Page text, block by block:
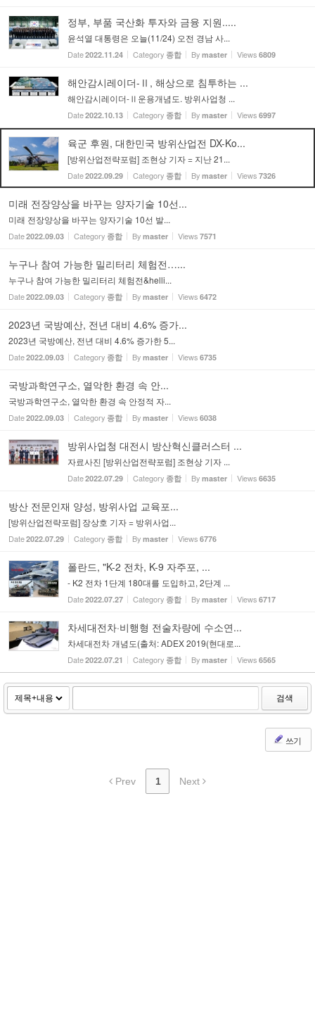
정부, 부품 국산화 투자와 금융 지원.....
윤석열 대통령은 오늘(11/24) 오전 경남 사...
Date2022.11.24 Category 종합 By master Views 6809
해안감시레이더-Ⅱ, 해상으로 침투하는 ...
해안감시레이더-Ⅱ운용개념도. 방위사업청 ...
Date2022.10.13 Category 종합 By master Views 6997
육군 후원, 대한민국 방위산업전 DX-Ko...
[방위산업전략포럼] 조현상 기자 = 지난 21...
Date2022.09.29 Category 종합 By master Views 7326
미래 전장양상을 바꾸는 양자기술 10선...
미래 전장양상을 바꾸는 양자기술 10선 발...
Date2022.09.03 Category 종합 By master Views 7571
누구나 참여 가능한 밀리터리 체험전…...
누구나 참여 가능한 밀리터리 체험전&helli...
Date2022.09.03 Category 종합 By master Views 6472
2023년 국방예산, 전년 대비 4.6% 증가...
2023년 국방예산, 전년 대비 4.6% 증가한 5...
Date2022.09.03 Category 종합 By master Views 6735
국방과학연구소, 열악한 환경 속 안...
국방과학연구소, 열악한 환경 속 안정적 자...
Date2022.09.03 Category 종합 By master Views 6038
방위사업청 대전시 방산혁신클러스터 ...
자료사진 [방위산업전략포럼] 조현상 기자 ...
Date2022.07.29 Category 종합 By master Views 6635
방산 전문인재 양성, 방위사업 교육포...
[방위산업전략포럼] 장상호 기자 = 방위사업...
Date2022.07.29 Category 종합 By master Views 6776
폴란드, "K-2 전차, K-9 자주포, ...
- K2 전차 1단계 180대를 도입하고, 2단계 ...
Date2022.07.27 Category 종합 By master Views 6717
차세대전차·비행형 전술차량에 수소연...
차세대전차 개념도(출처: ADEX 2019(현대로...
Date2022.07.21 Category 종합 By master Views 6565
검색
쓰기
Prev 1 Next